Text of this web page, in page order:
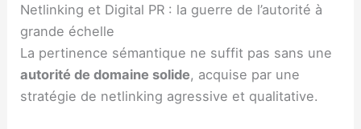
Netlinking et Digital PR : la guerre de l’autorité à
grande échelle
La pertinence sémantique ne suffit pas sans une
autorité de domaine solide, acquise par une
stratégie de netlinking agressive et qualitative.